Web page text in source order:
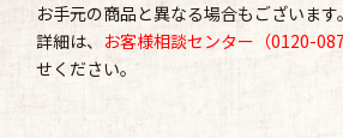
お手元の商品と異なる場合もございます。
詳細は、 お客様相談センター（0120-
せください。